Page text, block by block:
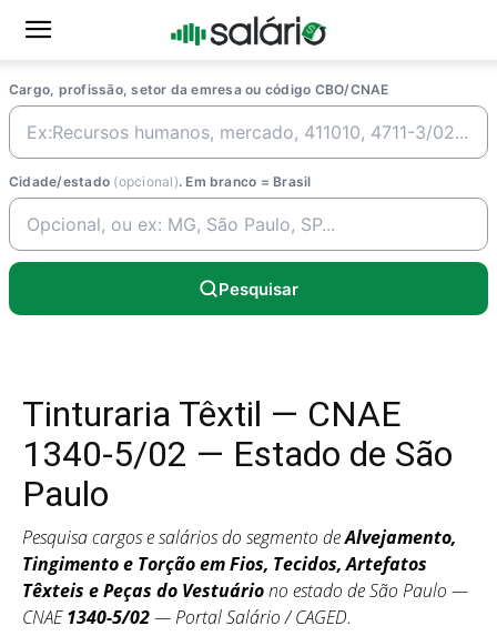
Cargo, profissão, setor da emresa ou código CBO/CNAE
Cidade/estado (opcional). Em branco = Brasil
Pesquisar
Tinturaria Têxtil — CNAE
1340-5/02 — Estado de São
Paulo
Pesquisa cargos e salários do segmento deAlvejamento,
Tingimento e Torção em Fios, Tecidos, Artefatos
Têxteis e Peças do Vestuáriono estado de São Paulo —
CNAE1340-5/02— Portal Salário / CAGED.